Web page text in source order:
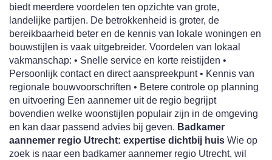
biedt meerdere voordelen ten opzichte van grote,
landelijke partijen. De betrokkenheid is groter, de
bereikbaarheid beter en de kennis van lokale woningen en
bouwstijlen is vaak uitgebreider. Voordelen van lokaal
vakmanschap: • Snelle service en korte reistijden •
Persoonlijk contact en direct aanspreekpunt • Kennis van
regionale bouwvoorschriften • Betere controle op planning
en uitvoering Een aannemer uit de regio begrijpt
bovendien welke woonstijlen populair zijn in de omgeving
en kan daar passend advies bij geven. Badkamer
aannemer regio Utrecht: expertise dichtbij huis
zoek is naar een badkamer aannemer regio Utrecht, wil